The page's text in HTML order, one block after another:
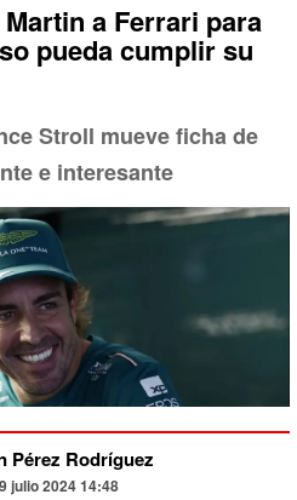
a Ferrari para
pueda cumplir su
Stroll mueve ficha de
e interesante
Pérez Rodríguez
julio 2024 14:48